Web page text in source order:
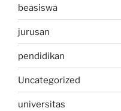
beasiswa
jurusan
pendidikan
Uncategorized
universitas